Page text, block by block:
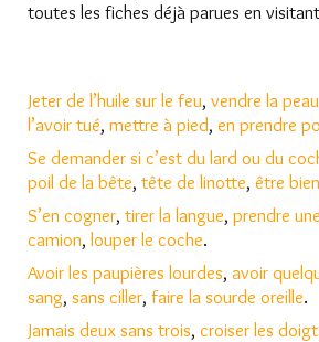
toutes les fiches déjà parues en visitant
Jeter de l’huile sur le feu, vendre la
l’avoir tué, mettre à pied, en prendre
Se demander si c’est du lard ou du
poil de la bête, tête de linotte, être
S’en cogner, tirer la langue, prendre
camion, louper le coche.
Avoir les paupières lourdes, avoir
sang, sans ciller, faire la sourde oreille.
Jamais deux sans trois, croiser les